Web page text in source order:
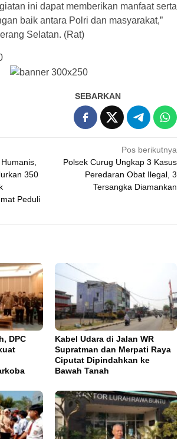
ini dapat memberikan manfaat serta
baik antara Polri dan masyarakat,”
Selatan. (Rat)
SEBARKAN
350
Peduli
Pos berikutnya
Polsek Curug Ungkap 3 Kasus
Peredaran Obat Ilegal, 3
Tersangka Diamankan
DPC
Kabel Udara di Jalan WR
Supratman dan Merpati Raya
Ciputat Dipindahkan ke
Bawah Tanah